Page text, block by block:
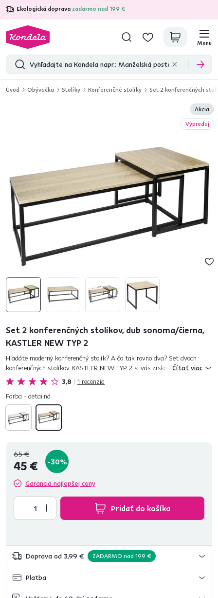
Ekologická doprava zadarmo nad 199 €
4,7 31 211overených produktových recenzií
Menu
Úvod Obývačka Stolíky Konferenčné stolíky Set 2 konferenčných
Akcia
Výpredaj
Set 2 konferenčných stolíkov, dub sonoma/čierna,
KASTLER NEW TYP 2
3,8 1 recenzia
Hľadáte moderný konferenčný stolík? A čo tak rovno dva? Set dvoch
konferenčných stolíkov KASTLER NEW TYP 2 si vás získa už na prvý
pohľad. Či už priamo umiestnené vedľa seba alebo oddelené od seb...
Čítať viac
Farba - detailná
65 €
45 € -30%
Garancia najlepšej ceny
Pridať do košíka
Doprava od 3,99 € ZADARMO nad 199 €
Platba